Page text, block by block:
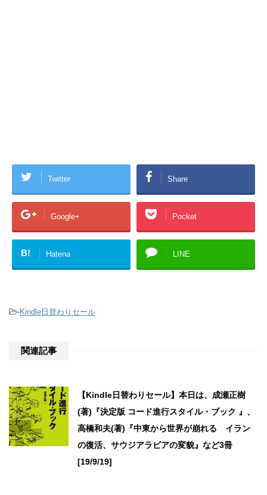
Twitter Share
Google+ Pocket
B! Hatena LINE
-Kindle日替わりセール
関連記事
【Kindle日替わりセール】本日は、成瀬正樹
(著)『決定版 コード進行スタイル・ブック 』、
高橋和夫(著)『中東から世界が崩れる イラン
の復活、サウジアラビアの変貌』など3冊
[19/9/19]